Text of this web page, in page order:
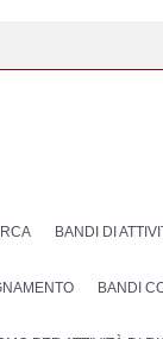
BANDI DI
BANDI